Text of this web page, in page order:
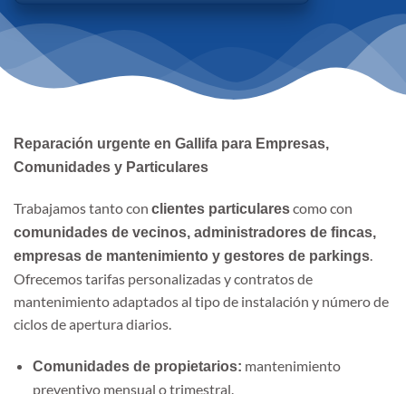
Reparación urgente en Gallifa para Empresas,
Comunidades y Particulares
Trabajamos tanto con clientes particularescomo con
comunidades de vecinos, administradores de fincas,
empresas de mantenimiento y gestores de parkings.
Ofrecemos tarifas personalizadas y contratos de
mantenimiento adaptados al tipo de instalación y número de
ciclos de apertura diarios.
Comunidades de propietarios: mantenimiento
preventivo mensual o trimestral.